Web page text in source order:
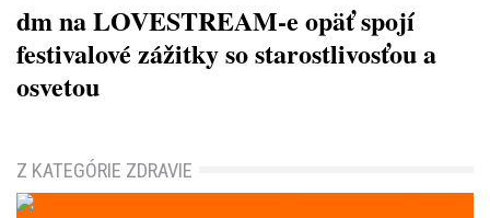
dm na LOVESTREAM-e opäť spojí
festivalové zážitky so starostlivosťou a
osvetou
Z KATEGÓRIE ZDRAVIE